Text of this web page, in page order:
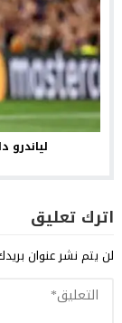
اترك تعليق
لن يتم نشر عنوان